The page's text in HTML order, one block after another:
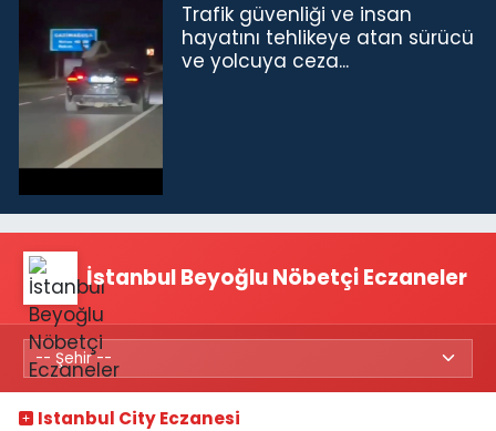
Trafik güvenliği ve insan
hayatını tehlikeye atan sürücü
ve yolcuya ceza...
İstanbul Beyoğlu Nöbetçi Eczaneler
Istanbul City Eczanesi